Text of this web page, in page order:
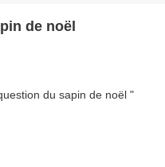
de noël